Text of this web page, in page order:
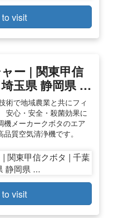
visit
ー | 関東甲信
玉県 静岡県 …
術で地域農業と共にフィ
安心・安全・殺菌効果に
機メーカークボタのエア
質空気清浄機です。
visit